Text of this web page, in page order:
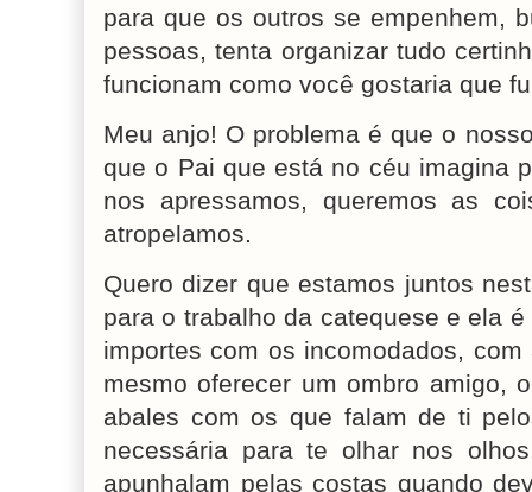
para que os outros se empenhem,
pessoas, tenta organizar tudo
funcionam como você gostaria que
Meu anjo! O problema é que o
que o Pai que está no céu imagina
nos apressamos, queremos as
atropelamos.
Quero dizer que estamos juntos
para o trabalho da catequese e ela
importes com os incomodados,
mesmo oferecer um ombro amigo,
abales com os que falam de ti
necessária para te olhar nos
apunhalam pelas costas quando